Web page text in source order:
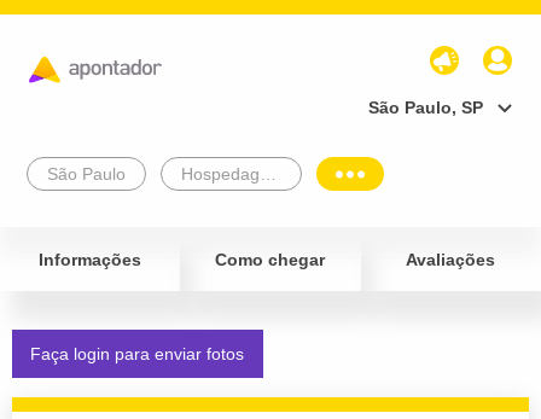
São Paulo, SP
São Paulo
Informações Como chegar Avaliações
Faça login para enviar fotos